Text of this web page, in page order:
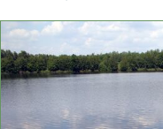
Main
navigation